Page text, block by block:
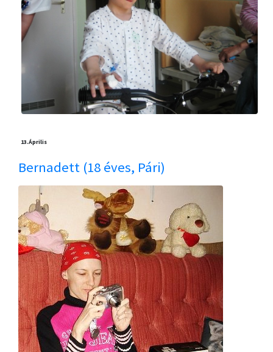
13.Április
Bernadett (18 éves, Pári)